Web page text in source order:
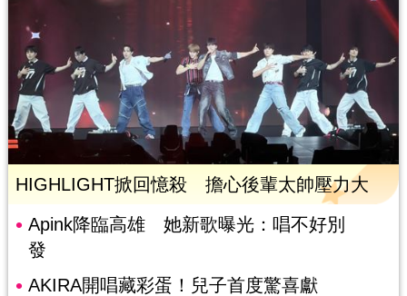
HIGHLIGHT掀回憶殺 擔心後輩太帥壓力大
Apink降臨高雄 她新歌曝光：唱不好別
發
AKIRA開唱藏彩蛋！兒子首度驚喜獻